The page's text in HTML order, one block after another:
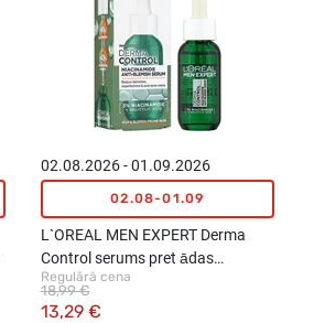
02.08.2026 - 01.09.2026
02.08-01.09
L`OREAL MEN EXPERT Derma
Control serums pret ādas
nepilnībām, 30ml
Regulārā cena
13,29 €
18,99 €